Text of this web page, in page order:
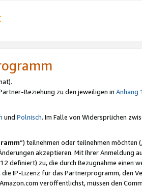
Beziehung zu den jeweiligen in Anhang 1
und Polnisch. Im Falle von Widersprüchen
“) teilnehmen oder teilnehmen möchten
akzeptieren. Mit Ihrer Anmeldung
definiert) zu, die durch Bezugnahme einen
IP-Lizenz für das Partnerprogramm, den
veröffentlichst, müssen den